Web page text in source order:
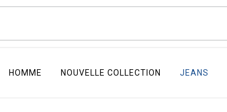
HOMME NOUVELLE COLLECTION JEANS